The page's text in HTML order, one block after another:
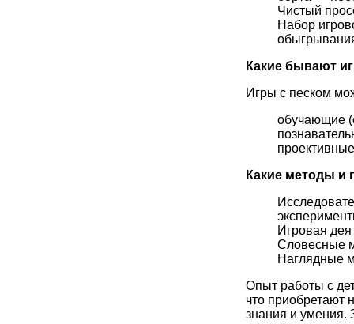
Чистый
Набор
Какие бывают
Игры с песком
обучающие
Какие методы и
Игровая
Словесные
Наглядные
Опыт работы с
что приобретают
знания и умения.